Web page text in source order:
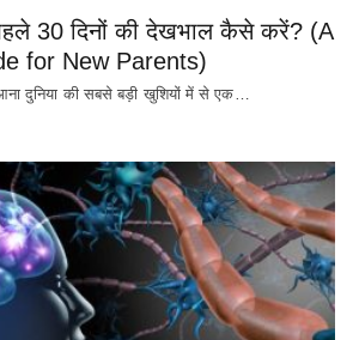
30 दिनों की देखभाल कैसे करें? (A
for New Parents)
दुनिया की सबसे बड़ी खुशियों में से एक…